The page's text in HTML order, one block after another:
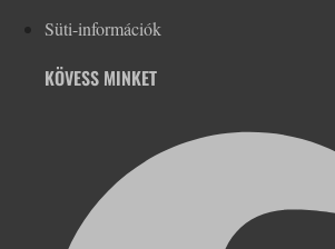
Süti-információk
KÖVESS MINKET